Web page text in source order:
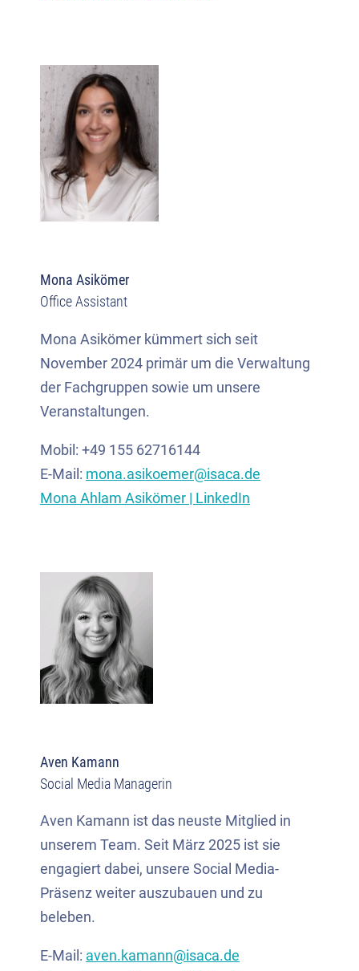
Mona Asikömer
Office Assistant
Mona Asikömer kümmert sich seit
November 2024 primär um die Verwaltung
der Fachgruppen sowie um unsere
Veranstaltungen.
Mobil: +49 155 62716144
E-Mail: mona.asikoemer@isaca.de
Mona Ahlam Asikömer | LinkedIn
Aven Kamann
Social Media Managerin
Aven Kamann ist das neuste Mitglied in
unserem Team. Seit März 2025 ist sie
engagiert dabei, unsere Social Media-
Präsenz weiter auszubauen und zu
beleben.
E-Mail: aven.kamann@isaca.de